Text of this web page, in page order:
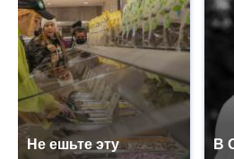
Не ешьте эту
В